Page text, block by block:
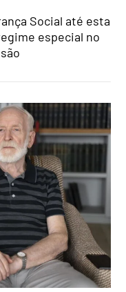
Social até esta
especial no